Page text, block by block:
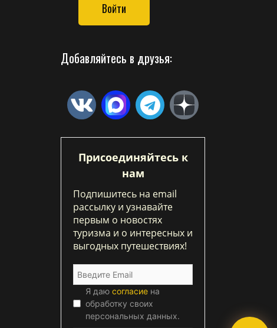
Войти
Добавляйтесь в друзья:
Присоединяйтесь к
нам
Подпишитесь на email
рассылку и узнавайте
первым о новостях
туризма и о интересных и
выгодных путешествиях!
Я даю согласие на
обработку своих
персональных данных.